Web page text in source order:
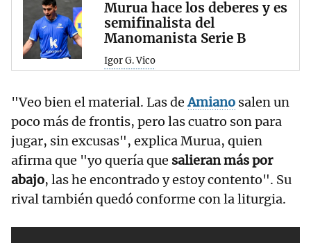
Murua hace los deberes y es
semifinalista del
Manomanista Serie B
Igor G. Vico
"Veo bien el material. Las deAmiano salen un
poco más de frontis, pero las cuatro son para
jugar, sin excusas", explica Murua, quien
afirma que "yo quería que salieran más por
abajo, las he encontrado y estoy contento". Su
rival también quedó conforme con la liturgia.